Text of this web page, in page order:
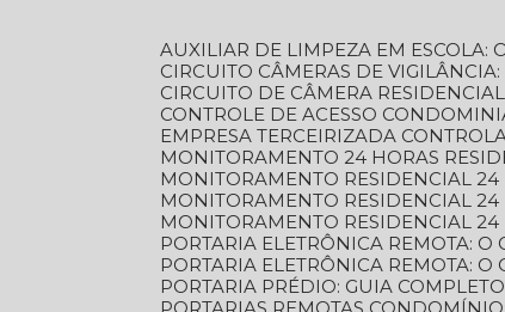
AUXILIAR DE LIMPEZA EM ESCOLA:
CIRCUITO CÂMERAS DE
CIRCUITO DE CÂMERA
CONTROLE DE ACESSO
EMPRESA TERCEIRIZADA
MONITORAMENTO 24 HORAS
MONITORAMENTO RESIDENCIAL
MONITORAMENTO RESIDENCIAL
MONITORAMENTO RESIDENCIAL
PORTARIA ELETRÔNICA REMOTA:
PORTARIA ELETRÔNICA REMOTA:
PORTARIA PRÉDIO: GUIA